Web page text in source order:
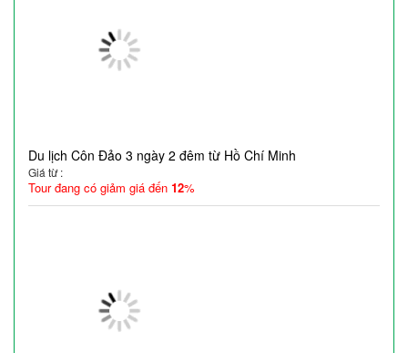
Du lịch Côn Đảo 3 ngày 2 đêm từ Hồ Chí Minh
Giá từ :
Tour đang có giảm giá đến 12%